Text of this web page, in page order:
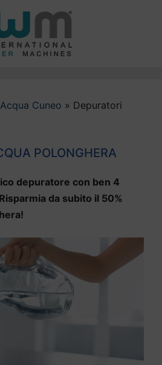
Cuneo » Depuratori
POLONGHERA
depuratore con ben 4
da subito il 50%